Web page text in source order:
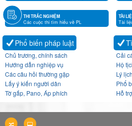
THI TRẮC NGHIỆM
Các cuộc thi tìm hiểu về PL
TÀI
Tài
Phổ biến pháp luật
Chủ trương, chính sách
Hướng dẫn nghiệp vụ
Các câu hỏi thường gặp
Lấy ý kiến người dân
Tờ gấp, Pano, Áp phích
Cải
Hộ
Lý
Phổ
Hỗ